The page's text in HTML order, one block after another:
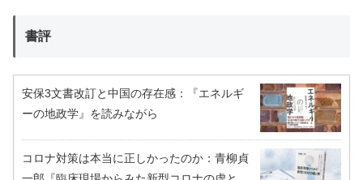
書評
安保3文書改訂と中国の存在感：『エネルギ
ーの地政学』を読みながら
コロナ対策は本当に正しかったのか：青柳貞